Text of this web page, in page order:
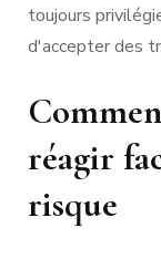
toujours
d'accepter des
réagir
risque